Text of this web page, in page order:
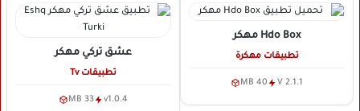
عشق تركي مهكر
تطبيقات Tv
v1.0.4
33 MB
Hdo Box مهكر
تطبيقات مهكرة
V 2.1.1
40 MB